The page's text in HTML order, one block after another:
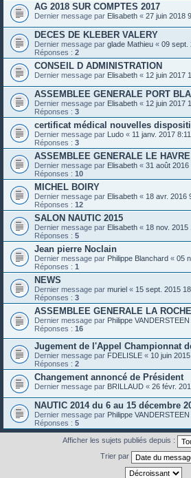
AG 2018 SUR COMPTES 2017
Dernier message par Elisabeth « 27 juin 2018
DECES DE KLEBER VALERY
Dernier message par glade Mathieu « 09 sept.
Réponses : 2
CONSEIL D ADMINISTRATION
Dernier message par Elisabeth « 12 juin 2017
ASSEMBLEE GENERALE PORT
Dernier message par Elisabeth « 12 juin 2017
Réponses : 3
certificat médical nouvelles
Dernier message par Ludo « 11 janv. 2017 8:11
Réponses : 3
ASSEMBLEE GENERALE LE
Dernier message par Elisabeth « 31 août 2016
Réponses : 10
MICHEL BOIRY
Dernier message par Elisabeth « 18 avr. 2016
Réponses : 12
SALON NAUTIC 2015
Dernier message par Elisabeth « 18 nov. 2015
Réponses : 5
Jean pierre Noclain
Dernier message par Philippe Blanchard « 05
Réponses : 1
NEWS
Dernier message par muriel « 15 sept. 2015
Réponses : 3
ASSEMBLEE GENERALE LA
Dernier message par Philippe VANDERSTEEN
Réponses : 16
Jugement de l'Appel Championnat
Dernier message par FDELISLE « 10 juin
Réponses : 2
Changement annoncé de Président
Dernier message par BRILLAUD « 26 févr.
NAUTIC 2014 du 6 au 15 décembre
Dernier message par Philippe VANDERSTEEN
Réponses : 5
Afficher les sujets publiés depuis :
Trier par